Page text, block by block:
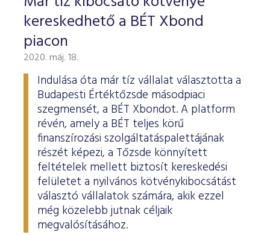
kereskedhető a BÉT Xbond
piacon
2020. máj. 18.
Indulása óta már tíz vállalat választotta a
Budapesti Értéktőzsde másodpiaci
szegmensét, a BÉT Xbondot. A platform
révén, amely a BÉT teljes körű
finanszírozási szolgáltatáspalettájának
részét képezi, a Tőzsde könnyített
feltételek mellett biztosít kereskedési
felületet a nyilvános kötvénykibocsátást
választó vállalatok számára, akik ezzel
még közelebb jutnak céljaik
megvalósításához.